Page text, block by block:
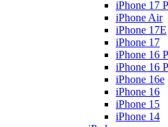
iPhone 17
iPhone Air
iPhone 17E
iPhone 17
iPhone 16
iPhone 16
iPhone 16e
iPhone 16
iPhone 15
iPhone 14